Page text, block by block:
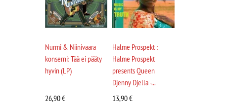
Nurmi & Niinivaara
konserni: Tää ei pääty
hyvin (LP)
26,90€
Halme Prospekt :
Halme Prospekt
presents Queen
Djenny Djella -...
13,90€